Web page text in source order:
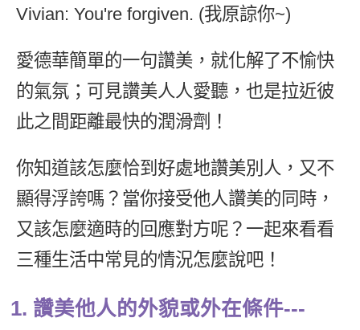
Vivian: You're forgiven. (我原諒你~)
愛德華簡單的一句讚美，就化解了不愉快
的氣氛；可見讚美人人愛聽，也是拉近彼
此之間距離最快的潤滑劑！
你知道該怎麼恰到好處地讚美別人，又不
顯得浮誇嗎？當你接受他人讚美的同時，
又該怎麼適時的回應對方呢？一起來看看
三種生活中常見的情況怎麼說吧！
1. 讚美他人的外貌或外在條件---